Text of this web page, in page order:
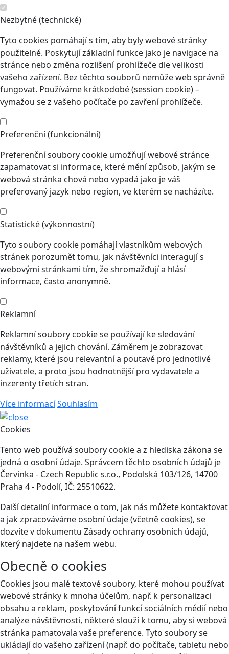
Nezbytné (technické)
Tyto cookies pomáhají s tím, aby byly webové stránky
použitelné. Poskytují základní funkce jako je navigace na
stránce nebo změna rozlišení prohlížeče dle velikosti
vašeho zařízení. Bez těchto souborů nemůže web správně
fungovat. Používáme krátkodobé (session cookie) –
vymažou se z vašeho počítače po zavření prohlížeče.
Preferenční (funkcionální)
Preferenční soubory cookie umožňují webové stránce
zapamatovat si informace, které mění způsob, jakým se
webová stránka chová nebo vypadá jako je váš
preferovaný jazyk nebo region, ve kterém se nacházíte.
Statistické (výkonnostní)
Tyto soubory cookie pomáhají vlastníkům webových
stránek porozumět tomu, jak návštěvníci interagují s
webovými stránkami tím, že shromažďují a hlásí
informace, často anonymně.
Reklamní
Reklamní soubory cookie se používají ke sledování
návštěvníků a jejich chování. Záměrem je zobrazovat
reklamy, které jsou relevantní a poutavé pro jednotlivé
uživatele, a proto jsou hodnotnější pro vydavatele a
inzerenty třetích stran.
Více informacíSouhlasím
Cookies
Tento web používá soubory cookie a z hlediska zákona se
jedná o osobní údaje. Správcem těchto osobních údajů je
Červinka - Czech Republic s.r.o., Podolská 103/126, 14700
Praha 4 - Podolí, IČ: 25510622.
Další detailní informace o tom, jak nás můžete kontaktovat
a jak zpracováváme osobní údaje (včetně cookies), se
dozvíte v dokumentu Zásady ochrany osobních údajů,
který najdete na našem webu.
Obecně o cookies
Cookies jsou malé textové soubory, které mohou používat
webové stránky k mnoha účelům, např. k personalizaci
obsahu a reklam, poskytování funkcí sociálních médií nebo
analýze návštěvnosti, některé slouží k tomu, aby si webová
stránka pamatovala vaše preference. Tyto soubory se
ukládají do vašeho zařízení (např. do počítače, tabletu nebo